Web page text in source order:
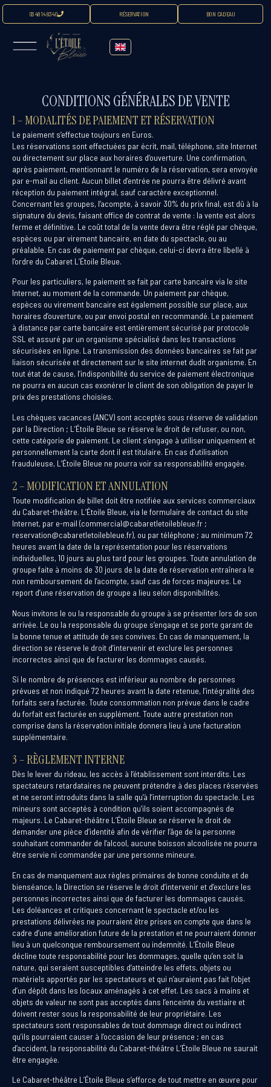
06 48 14 83 40 RÉSERVATION BON CADEAU
CONDITIONS GÉNÉRALES DE VENTE
1 – MODALITÉS DE PAIEMENT ET RÉSERVATION
Le paiement s’effectue toujours en Euros.
Les réservations sont effectuées par écrit, mail, téléphone, site Internet
ou directement sur place aux horaires d’ouverture. Une confirmation,
après paiement, mentionnant le numéro de la réservation, sera envoyée
par e-mail au client. Aucun billet d’entrée ne pourra être délivré avant
réception du paiement intégral, sauf caractère exceptionnel.
Concernant les groupes, l’acompte, à savoir 30% du prix final, est dû à la
signature du devis, faisant office de contrat de vente : la vente est alors
ferme et définitive. Le coût total de la vente devra être réglé par chèque,
espèces ou par virement bancaire, en date du spectacle, ou au
préalable. En cas de paiement par chèque, celui-ci devra être libellé à
l’ordre du Cabaret L’Étoile Bleue.
Pour les particuliers, le paiement se fait par carte bancaire via le site
Internet, au moment de la commande. Un paiement par chèque,
espèces ou virement bancaire est également possible sur place, aux
horaires d’ouverture, ou par envoi postal en recommandé. Le paiement
à distance par carte bancaire est entièrement sécurisé par protocole
SSL et assuré par un organisme spécialisé dans les transactions
sécurisées en ligne. La transmission des données bancaires se fait par
liaison sécurisée et directement sur le site internet dudit organisme. En
tout état de cause, l’indisponibilité du service de paiement électronique
ne pourra en aucun cas exonérer le client de son obligation de payer le
prix des prestations choisies.
Les chèques vacances (ANCV) sont acceptés sous réserve de validation
par la Direction ; L’Étoile Bleue se réserve le droit de refuser, ou non,
cette catégorie de paiement. Le client s’engage à utiliser uniquement et
personnellement la carte dont il est titulaire. En cas d’utilisation
frauduleuse, L’Étoile Bleue ne pourra voir sa responsabilité engagée.
2 – MODIFICATION ET ANNULATION
Toute modification de billet doit être notifiée aux services commerciaux
du Cabaret-théâtre. L’Étoile Bleue, via le formulaire de contact du site
Internet, par e-mail (commercial@cabaretletoilebleue.fr ;
reservation@cabaretletoilebleue.fr), ou par téléphone ; au minimum 72
heures avant la date de la représentation pour les réservations
individuelles, 10 jours au plus tard pour les groupes. Toute annulation de
groupe faite à moins de 30 jours de la date de réservation entraînera le
non remboursement de l’acompte, sauf cas de forces majeures. Le
report d’une réservation de groupe a lieu selon disponibilités.
Nous invitons le ou la responsable du groupe à se présenter lors de son
arrivée. Le ou la responsable du groupe s’engage et se porte garant de
la bonne tenue et attitude de ses convives. En cas de manquement, la
direction se réserve le droit d’intervenir et exclure les personnes
incorrectes ainsi que de facturer les dommages causés.
Si le nombre de présences est inférieur au nombre de personnes
prévues et non indiqué 72 heures avant la date retenue, l’intégralité des
forfaits sera facturée. Toute consommation non prévue dans le cadre
du forfait est facturée en supplément. Toute autre prestation non
comprise dans la réservation initiale donnera lieu à une facturation
supplémentaire.
3 – RÈGLEMENT INTERNE
Dès le lever du rideau, les accès à l’établissement sont interdits. Les
spectateurs retardataires ne peuvent prétendre à des places réservées
et ne seront introduits dans la salle qu’à l’interruption du spectacle. Les
mineurs sont acceptés à condition qu’ils soient accompagnés de
majeurs. Le Cabaret-théâtre L’Étoile Bleue se réserve le droit de
demander une pièce d’identité afin de vérifier l’âge de la personne
souhaitant commander de l’alcool, aucune boisson alcoolisée ne pourra
être servie ni commandée par une personne mineure.
En cas de manquement aux règles primaires de bonne conduite et de
bienséance, la Direction se réserve le droit d’intervenir et d’exclure les
personnes incorrectes ainsi que de facturer les dommages causés.
Les doléances et critiques concernant le spectacle et/ou les
prestations délivrées ne pourraient être prises en compte que dans le
cadre d’une amélioration future de la prestation et ne pourraient donner
lieu à un quelconque remboursement ou indemnité. L’Étoile Bleue
décline toute responsabilité pour les dommages, quelle qu’en soit la
nature, qui seraient susceptibles d’atteindre les effets, objets ou
matériels apportés par les spectateurs et qui n’auraient pas fait l’objet
d’un dépôt dans les locaux aménagés à cet effet. Les sacs à mains et
objets de valeur ne sont pas acceptés dans l’enceinte du vestiaire et
doivent rester sous la responsabilité de leur propriétaire. Les
spectateurs sont responsables de tout dommage direct ou indirect
qu’ils pourraient causer à l’occasion de leur présence ; en cas
d’accident, la responsabilité du Cabaret-théâtre L’Étoile Bleue ne saurait
être engagée.
Le Cabaret-théâtre L’Étoile Bleue s’efforce de tout mettre en œuvre pour